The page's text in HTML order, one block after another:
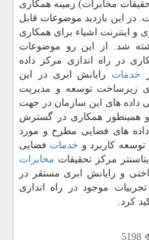
مخابرات) زمینه همكاری
این بازدید موضوعات قابل
و اینترنت اشیاء برای همكاری
شد. از این رو موضوعات
در راه اندازی مركز داده
خدمات رایانش ابری در این
زیرساخت توسعه و مدیریت
داده های این سازمان در جهت
و همینطور همكاری در گسترش
داده­ های فضایی مطرح و مورد
كاربرد و خدمات فضایی
مركز تحقیقات مخابرات
و رایانش ابری مستقر در
موجود در راه اندازی
كرد.
5198